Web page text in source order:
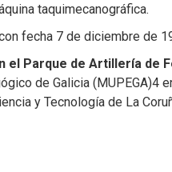
taquimecanográfica.
fecha 7 de diciembre de
el Parque de Artillería de
de Galicia (MUPEGA)4​
y Tecnología de La